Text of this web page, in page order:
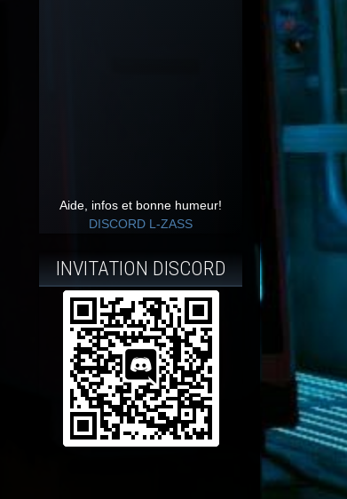
Aide, infos et bonne humeur!
DISCORD L-ZASS
INVITATION DISCORD